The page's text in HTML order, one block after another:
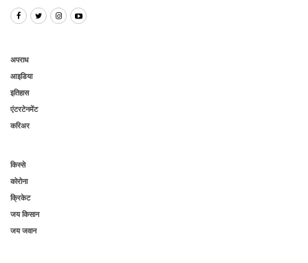
अपराध
आइडिया
इतिहास
एंटरटेनमेंट
करिअर
किस्से
कोरोना
क्रिकेट
जय किसान
जय जवान